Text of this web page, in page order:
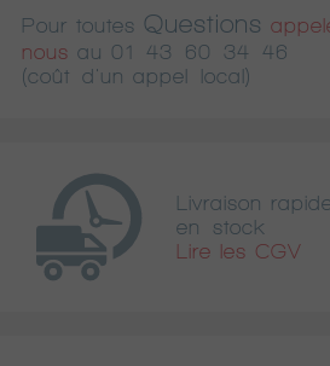
Pour toutes Questions
nous au 01 43 60 34 46
(coût d'un appel local)
Livraison
en stock
Lire les CGV